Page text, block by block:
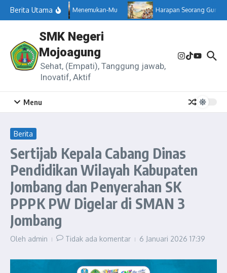
Berita Utama Menemukan-Mu Harapan Seorang Guru
SMK Negeri
Mojoagung
Sehat, (Empati), Tanggung jawab,
Inovatif, Aktif
Menu
Berita
Sertijab Kepala Cabang Dinas
Pendidikan Wilayah Kabupaten
Jombang dan Penyerahan SK
PPPK PW Digelar di SMAN 3
Jombang
Oleh admin Tidak ada komentar 6 Januari 2026 17:39